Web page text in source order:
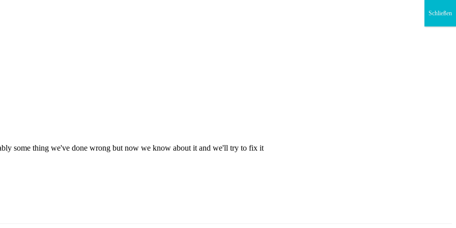
some thing we've done wrong but now we know about it and we'll try to fix it
Schließen